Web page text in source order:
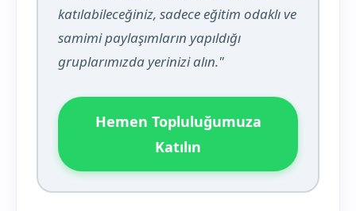
katılabileceğiniz, sadece eğitim odaklı ve
samimi paylaşımların yapıldığı
gruplarımızda yerinizi alın."
Hemen Topluluğumuza
Katılın